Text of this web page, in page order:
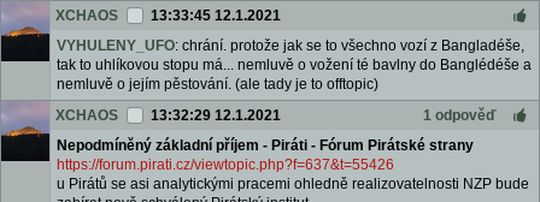
XCHAOS
13:33:45 12.1.2021
VYHULENY_UFO: chrání. protože jak se to všechno vozí z Bangladéše,
tak to uhlíkovou stopu má... nemluvě o vožení té bavlny do Banglédéše a
nemluvě o jejím pěstování. (ale tady je to offtopic)
XCHAOS
13:32:29 12.1.2021
1 odpověď
Nepodmíněný základní příjem - Piráti - Fórum Pirátské strany
https://forum.pirati.cz/viewtopic.php?f=637&t=55426
u Pirátů se asi analytickými pracemi ohledně realizovatelnosti NZP bude